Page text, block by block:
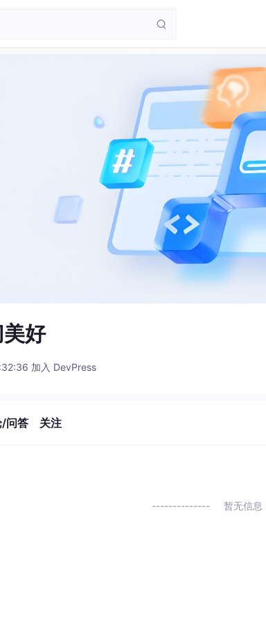
好
加入 DevPress
/问答 关注
暂无信息